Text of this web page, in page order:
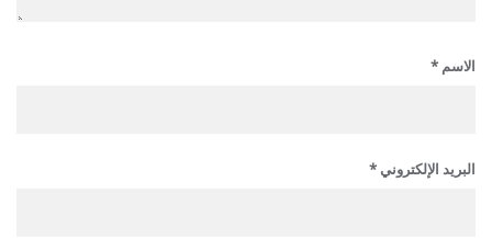
الاسم *
البريد الإلكتروني *